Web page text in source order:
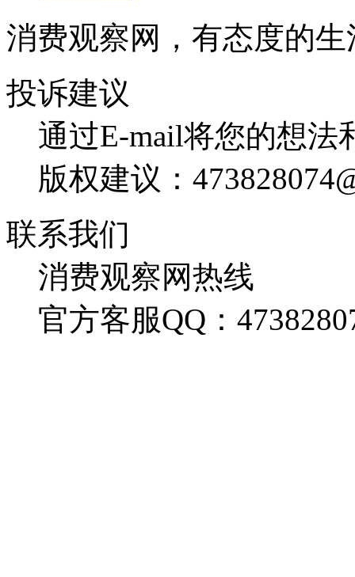
消费观察网，有态度的
投诉建议
通过E-mail将您的想法
版权建议：
联系我们
消费观察网热线
官方客服QQ：